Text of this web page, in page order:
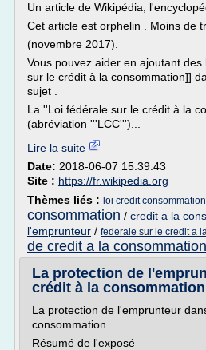
Un article de Wikipédia,
Cet article est orphelin . Moins de
(novembre 2017).
Vous pouvez aider en ajoutant
sur le crédit à la consommation]]
sujet .
La ''Loi fédérale sur le crédit à la
(abréviation '''LCC''')...
Lire la suite
Date: 2018-06-07 15:39:43
Site : https://fr.wikipedia.org
Thèmes liés : loi credit
consommation / credit a la
l'emprunteur / federale sur le credit a
de credit a la consommation
La protection de
crédit à la consommation
La protection de l'emprunteur
consommation
Résumé de l'exposé